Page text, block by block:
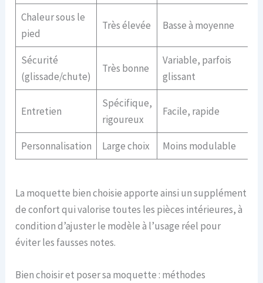
Chaleur sous le
pied
Très élevée Basse à moyenne
Sécurité
(glissade/chute)
Très bonne
Variable, parfois
glissant
Entretien
Spécifique,
rigoureux
Facile, rapide
Personnalisation Large choix Moins modulable
La moquette bien choisie apporte ainsi un supplément
de confort qui valorise toutes les pièces intérieures, à
condition d’ajuster le modèle à l’usage réel pour
éviter les fausses notes.
Bien choisir et poser sa moquette : méthodes